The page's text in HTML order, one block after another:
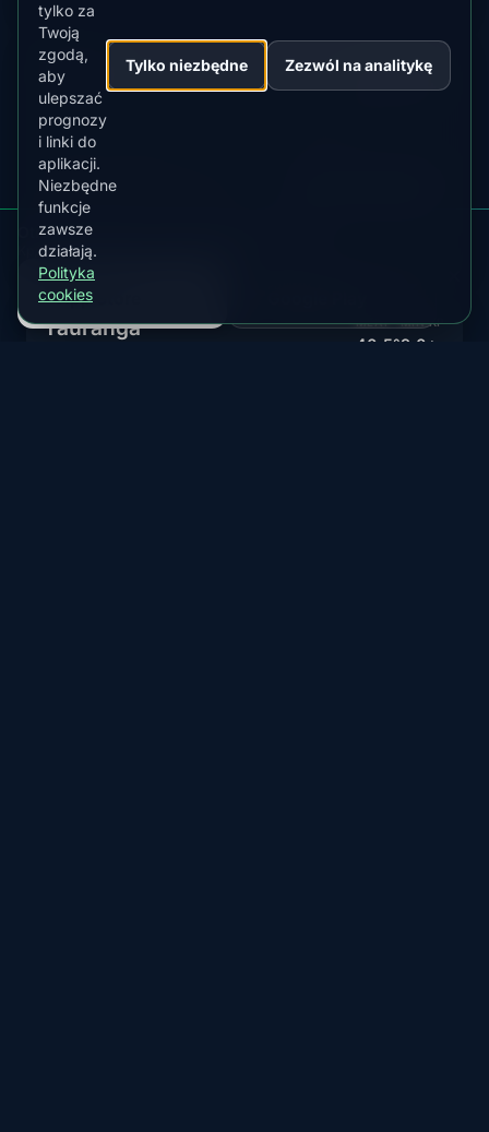
Napier MLAT
42.2°
MIN KP
9.0+
Hawke's Bay city with rare aurora sightings
AKTUALNY STATUS
Mało prawdopodobna
Tauranga MLAT
40.5°
MIN KP
9.0+
tylko za
Twoją
zgodą,
aby
ulepszać
prognozy
i linki do
aplikacji.
Niezbędne
funkcje
zawsze
działają.
Polityka
cookies
Tylko niezbędne Zezwól na analitykę
Otrzymuj alerty zorzy dla Nowa Zelandia
Kp, chmury, Księżyc i alerty w aplikacji
POBIERZ Z
App Store